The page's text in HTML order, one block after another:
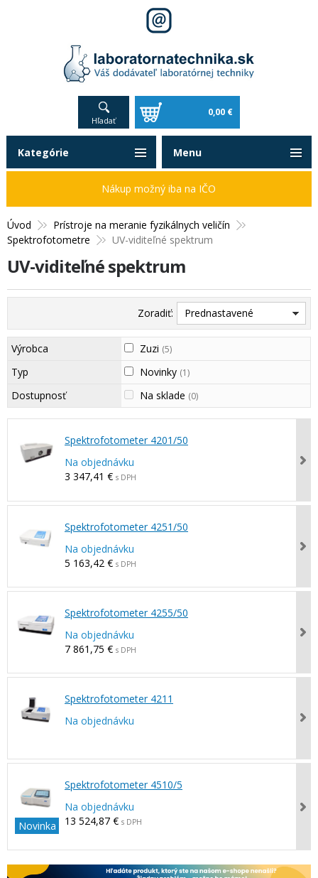
Hľadať
0,00 €
Úvod
Prístroje na meranie fyzikálnych veličín
Spektrofotometre
UV-viditeľné spektrum
UV-viditeľné spektrum
Zoradiť: Prednastavené
Výrobca Zuzi (5)
Typ Novinky (1)
Dostupnosť Na sklade (0)
Spektrofotometer 4201/50
Na objednávku
3 347,41 € s DPH
Spektrofotometer 4251/50
Na objednávku
5 163,42 € s DPH
Spektrofotometer 4255/50
Na objednávku
7 861,75 € s DPH
Spektrofotometer 4211
Na objednávku
Novinka
Spektrofotometer 4510/5
Na objednávku
13 524,87 € s DPH
Kategórie
Nákup možný iba na IČO
Menu